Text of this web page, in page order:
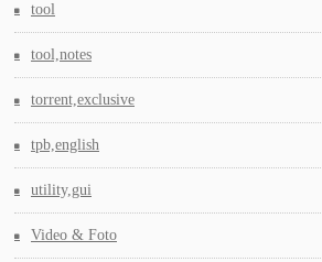
tool
tool,notes
torrent,exclusive
tpb,english
utility,gui
Video & Foto